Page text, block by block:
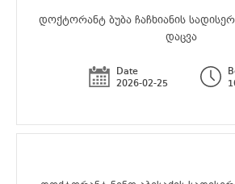
დოქტორანტ ბუბა ჩაჩხიანის
დაცვა
Date
2026-02-25